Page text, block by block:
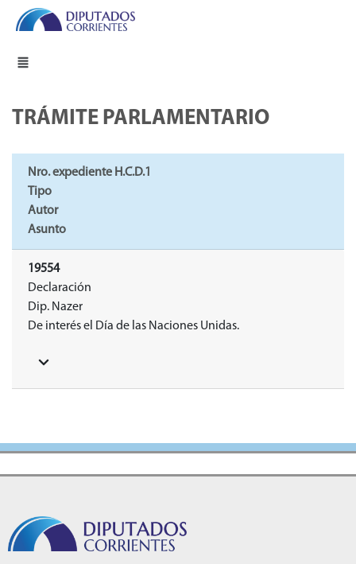
TRÁMITE PARLAMENTARIO
Nro. expediente H.C.D.1
Tipo
Autor
Asunto
19554
Declaración
Dip. Nazer
De interés el Día de las Naciones Unidas.